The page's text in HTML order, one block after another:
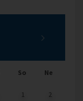
So Ne
1
2